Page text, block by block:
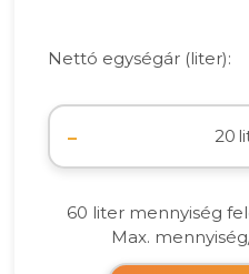
Nettó egységár (liter):
-
60 liter mennyiség
Max.